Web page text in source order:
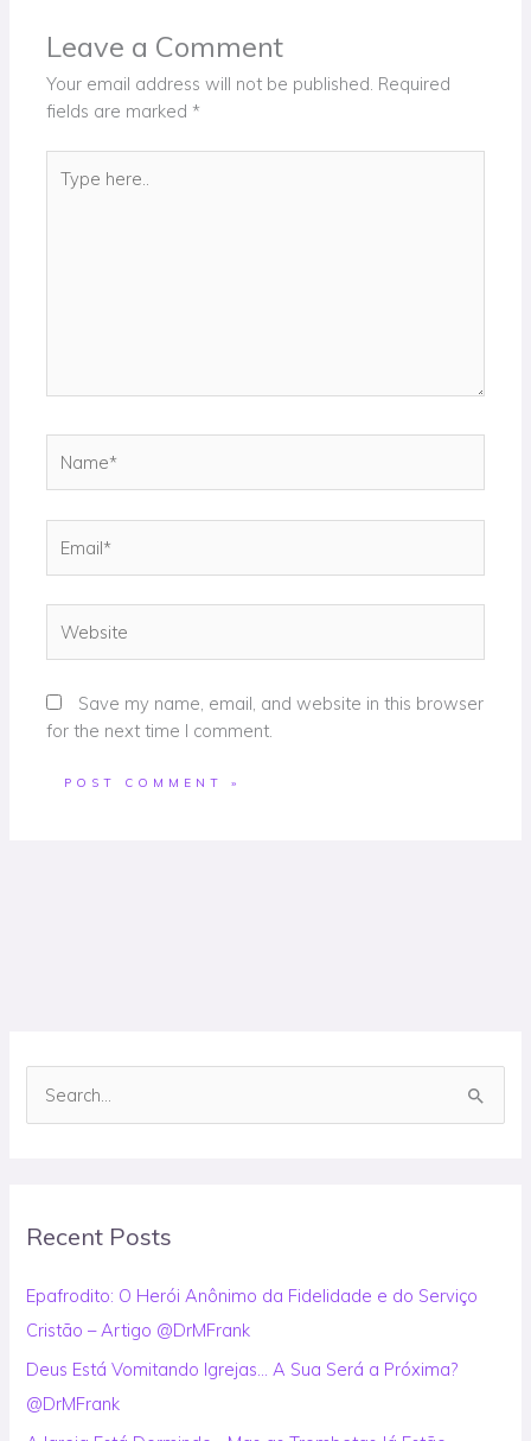
c
f
o
r
:
Recent Posts
Epafrodito: O Herói Anônimo da Fidelidade e do Serviço
Cristão – Artigo @DrMFrank
Deus Está Vomitando Igrejas… A Sua Será a Próxima?
@DrMFrank
Leave a Comment
Your email address will not be published. Required
fields are marked *
here..
Save my name, email, and website in this browser
for the next time I comment.